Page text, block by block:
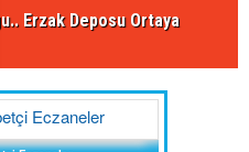
Erzak Deposu Ortaya